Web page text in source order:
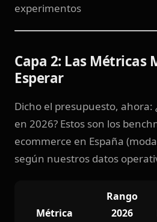
experimentos
Capa 2: Las Métricas
Esperar
Dicho el presupuesto, ahora:
en 2026? Estos son los
ecommerce en España
según nuestros datos
Métrica
Rango
2026